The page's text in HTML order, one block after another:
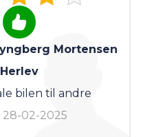
Mortensen
Herlev
bilen til andre
28-02-2025